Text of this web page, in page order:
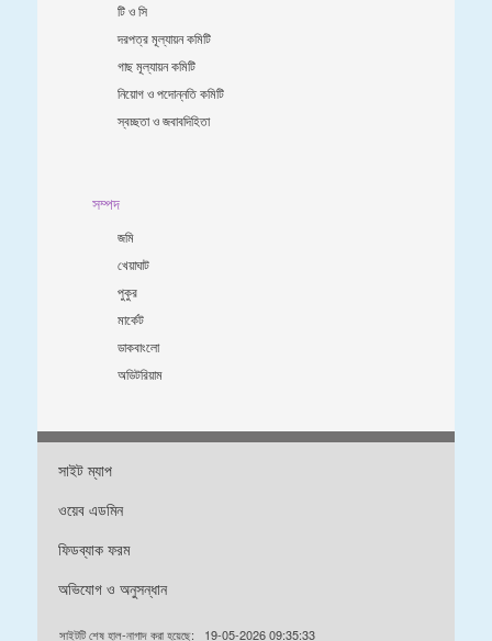
টি ও সি
দরপত্র মূল্যায়ন কমিটি
গাছ মূল্যায়ন কমিটি
নিয়োগ ও পদোন্নতি কমিটি
স্বচ্ছতা ও জবাবদিহিতা
সম্পদ
জমি
খেয়াঘাট
পুকুর
মার্কেট
ডাকবাংলো
অডিটরিয়াম
সাইট ম্যাপ
ওয়েব এডমিন
ফিডব্যাক ফরম
অভিযোগ ও অনুসন্ধান
সাইটটি শেষ হাল-নাগাদ করা হয়েছে: 19-05-2026 09:35:33